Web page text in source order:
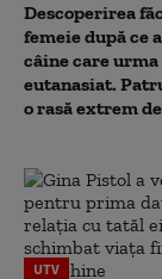
Descoperirea
femeie după ce
câine care urma
eutanasiat.
o rasă extrem
UTV